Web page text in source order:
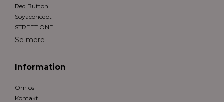
Red Button
Soyaconcept
STREET ONE
Se mere
Information
Om os
Kontakt